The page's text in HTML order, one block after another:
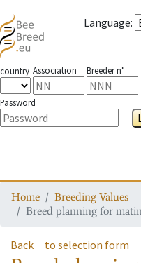
Language:
country Association Breeder n°
Password
Home
Breeding Values
Breed planning for
Back to selection form